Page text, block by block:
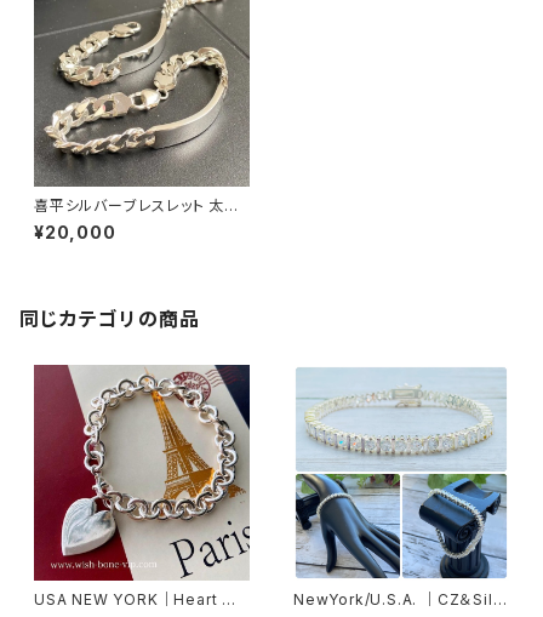
喜平シルバーブレスレット 太め
9mm 20.5cm プレート シルバ
ー925 イタリア製 メンズブレス
¥20,000
同じカテゴリの商品
USA NEW YORK｜Heart ハ
NewYork/U.S.A. ｜CZ＆Silv